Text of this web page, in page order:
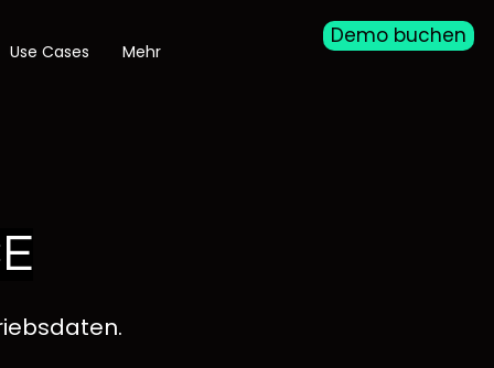
Use Cases Mehr
Demo buchen